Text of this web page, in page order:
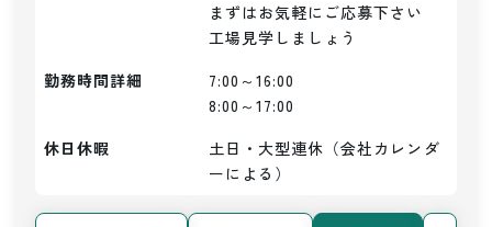
まずはお気軽にご応募下さい
勤務時間詳細
7:00～16:00
8:00～17:00
休日休暇
土日・大型連休（会社カレンダ
ーによる）